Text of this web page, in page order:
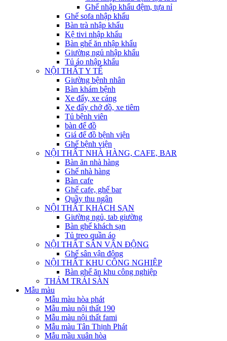
Ghế nhập khẩu đệm, tựa nỉ
Ghế sofa nhập khẩu
Bàn trà nhập khẩu
Kệ tivi nhập khẩu
Bàn ghế ăn nhập khẩu
Giường ngủ nhập khẩu
Tủ áo nhập khẩu
NỘI THẤT Y TẾ
Giường bệnh nhân
Bàn khám bệnh
Xe đẩy, xe cáng
Xe đẩy chở đồ, xe tiêm
Tủ bệnh viên
bàn để đồ
Giá để đồ bệnh viện
Ghế bệnh viện
NỘI THẤT NHÀ HÀNG, CAFE, BAR
Bàn ăn nhà hàng
Ghế nhà hàng
Bàn cafe
Ghế cafe, ghế bar
Quầy thu ngân
NỘI THẤT KHÁCH SẠN
Giường ngủ, tab giường
Bàn ghế khách sạn
Tủ treo quần áo
NỘI THẤT SÂN VẬN ĐỘNG
Ghế sân vận động
NỘI THẤT KHU CÔNG NGHIỆP
Bàn ghế ăn khu công nghiệp
THẢM TRẢI SÀN
Mẫu màu
Mẫu màu hòa phát
Mẫu màu nội thất 190
Mẫu màu nội thất fami
Mẫu màu Tân Thịnh Phát
Mẫu mầu xuân hòa